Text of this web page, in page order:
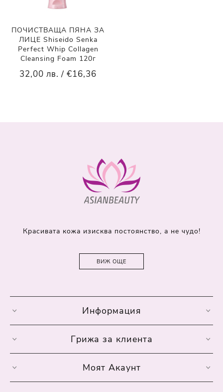
ПОЧИСТВАЩА ПЯНА ЗА
ЛИЦЕ Shiseido Senka
Perfect Whip Collagen
Cleansing Foam 120г
32,00 лв. / €16,36
Красивата кожа изисква постоянство, а не чудо!
ВИЖ ОЩЕ
Информация
Грижа за клиента
Моят Акаунт